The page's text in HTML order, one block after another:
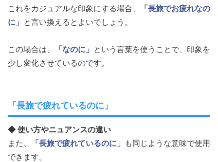
これをカジュアルな印象にする場合、
「長旅でお疲れなの
に」
と言い換えるとよいでしょう。
この場合は、 「なのに」
という言葉を使うことで、印象を
少し変化させているのです。
「長旅で疲れているのに」
◆ 使い方やニュアンスの違い
また、
「長旅で疲れているのに」
も同じような意味で使用
できます。